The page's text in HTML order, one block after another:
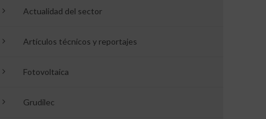
Actualidad del sector
Artículos técnicos y reportajes
Fotovoltaica
Grudilec